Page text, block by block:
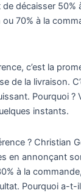
décaisser 50%
70% à la
c’est la
de la livraison.
Pourquoi ?
instants.
? Christian
en annonçant
à la
Pourquoi a-t-